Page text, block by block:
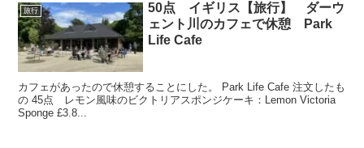
旅行
50点 イギリス【旅行】 ダーウ
ェント川のカフェで休憩 Park
Life Cafe
カフェがあったので休憩することにした。 Park Life Cafe 注文したも
の 45点 レモン風味のビクトリアスポンジケーキ：Lemon Victoria
Sponge £3.8...